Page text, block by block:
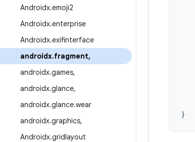
Androidx.emoji2
Androidx.enterprise
Androidx.exifinterface
androidx.fragment,
androidx.games,
androidx.glance,
androidx.glance.wear
androidx.graphics,
Androidx.gridlayout
}